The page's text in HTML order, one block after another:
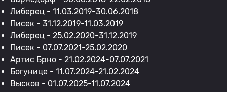
Либерец - 11.03.2019-30.06.2018
Писек - 31.12.2019-11.03.2019
Либерец - 25.02.2020-31.12.2019
Писек - 07.07.2021-25.02.2020
Артис Брно - 21.02.2024-07.07.2021
Богунице - 11.07.2024-21.02.2024
Высков - 01.07.2025-11.07.2024